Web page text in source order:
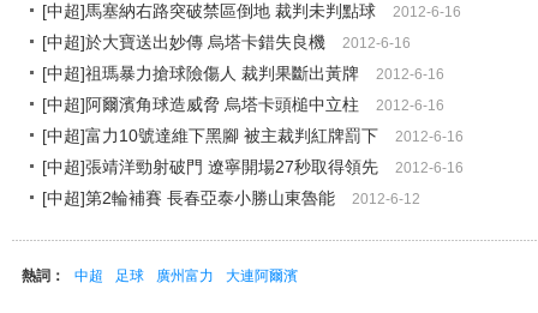
[中超]馬塞納右路突破禁區倒地 裁判未判點球
2012-6-16
[中超]於大寶送出妙傳 烏塔卡錯失良機 2012-6-16
[中超]祖瑪暴力搶球險傷人 裁判果斷出黃牌 2012-6-16
[中超]阿爾濱角球造威脅 烏塔卡頭槌中立柱 2012-6-16
[中超]富力10號達維下黑腳 被主裁判紅牌罰下 2012-6-16
[中超]張靖洋勁射破門 遼寧開場27秒取得領先 2012-6-16
[中超]第2輪補賽 長春亞泰小勝山東魯能 2012-6-12
熱詞： 中超 足球 廣州富力 大連阿爾濱